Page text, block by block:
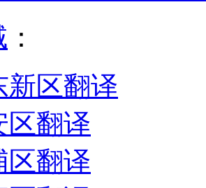
：
新区翻译
区翻译
区翻译